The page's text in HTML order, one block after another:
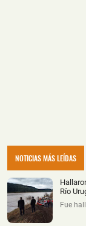
NOTICIAS MÁS LEÍDAS
Río
Fue